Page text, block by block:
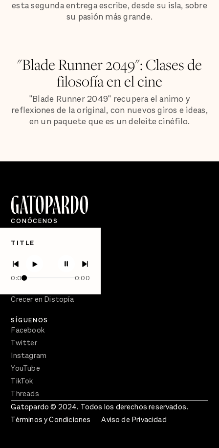
esta segunda entrega escribe, desde su isla, sobre
su pasión más grande.
"Blade Runner 2049": Clases de
filosofía en el cine
"Blade Runner 2049" recupera el animo y
reflexiones de la original, con nuevos giros e ideas,
en un paquete que es un deleite cinéfilo.
TITLE
0:00 0:00
CONÓCENOS
Quiénes Somos
Directorio
PÓDCASTS
Semanario Gatopardo
Crecer en Distopía
SÍGUENOS
Facebook
Twitter
Instagram
YouTube
TikTok
Threads
Gatopardo © 2024. Todos los derechos reservados.
Términos y Condiciones
Aviso de Privacidad